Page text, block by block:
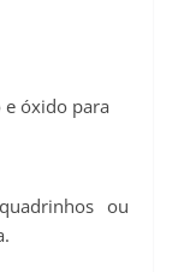
e óxido para
ou